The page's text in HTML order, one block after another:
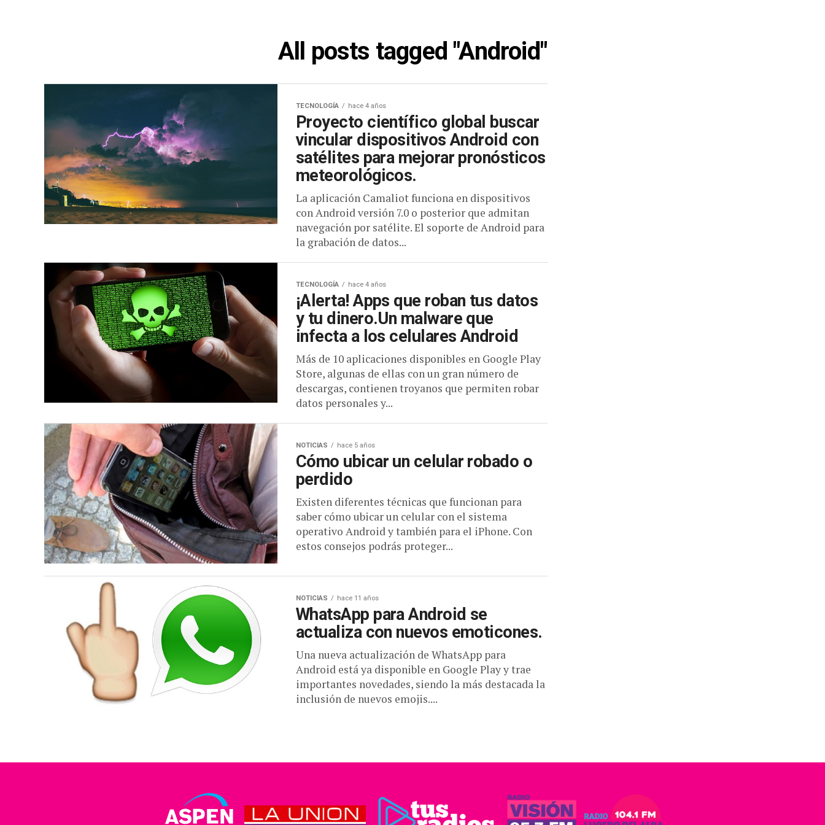
All posts tagged "Android"
TECNOLOGÍA hace 4 años
Proyecto científico global buscar
vincular dispositivos Android con
satélites para mejorar pronósticos
meteorológicos.
La aplicación Camaliot funciona en dispositivos
con Android versión 7.0 o posterior que admitan
navegación por satélite. El soporte de Android para
la grabación de datos...
TECNOLOGÍA hace 4 años
¡Alerta! Apps que roban tus datos
y tu dinero.Un malware que
infecta a los celulares Android
Más de 10 aplicaciones disponibles en Google Play
Store, algunas de ellas con un gran número de
descargas, contienen troyanos que permiten robar
datos personales y...
NOTICIAS hace 5 años
Cómo ubicar un celular robado o
perdido
Existen diferentes técnicas que funcionan para
saber cómo ubicar un celular con el sistema
operativo Android y también para el iPhone. Con
estos consejos podrás proteger...
NOTICIAS hace 11 años
WhatsApp para Android se
actualiza con nuevos emoticones.
Una nueva actualización de WhatsApp para
Android está ya disponible en Google Play y trae
importantes novedades, siendo la más destacada la
inclusión de nuevos emojis....